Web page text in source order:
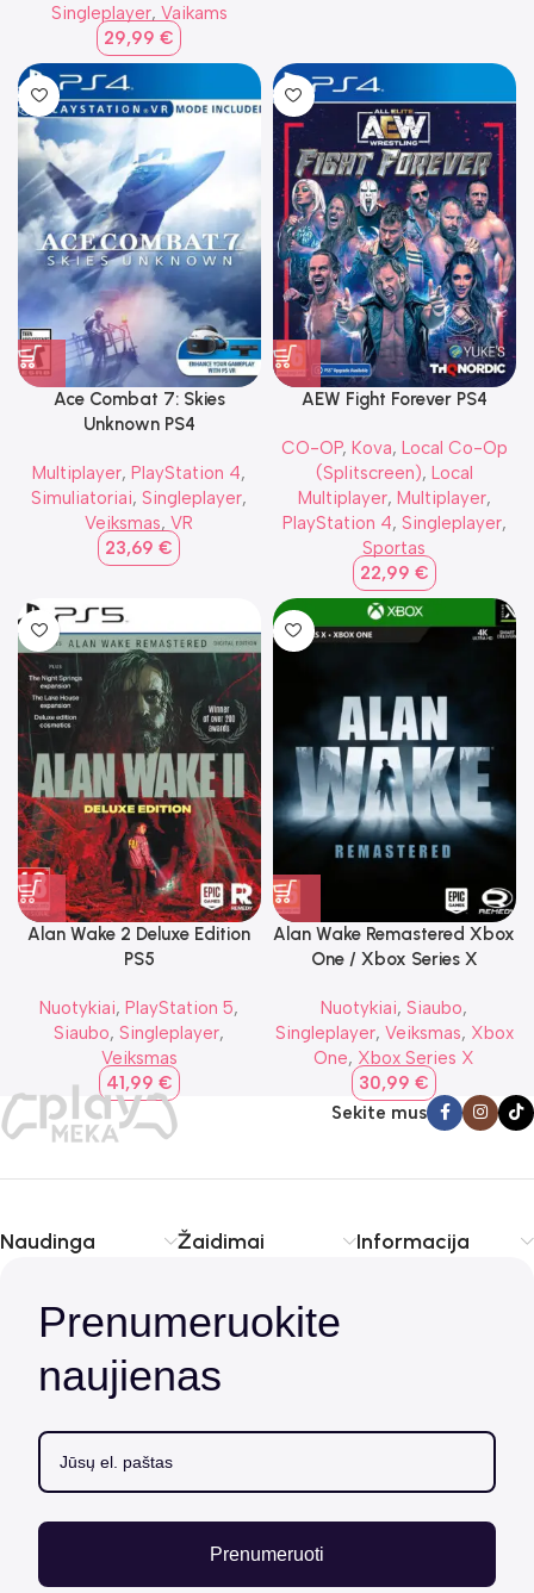
Singleplayer, Vaikams
29,99€
Ace Combat 7: Skies
Unknown PS4
Multiplayer,PlayStation 4,
Simuliatoriai,Singleplayer,
Veiksmas,VR
23,69€
AEW Fight Forever PS4
CO-OP, Kova, Local Co-Op
(Splitscreen), Local
Multiplayer, Multiplayer,
PlayStation 4, Singleplayer,
Sportas
22,99 €
Alan Wake 2 Deluxe Edition
PS5
Nuotykiai,PlayStation 5,
Siaubo,Singleplayer,
Veiksmas
41,99 €
Alan Wake Remastered Xbox
One / Xbox Series X
Nuotykiai,Siaubo,
Singleplayer, Veiksmas, Xbox
One, Xbox Series X
30,99€
Sekite mus
Naudinga Žaidimai Informacija
Prenumeruokite
naujienas
Prenumeruoti